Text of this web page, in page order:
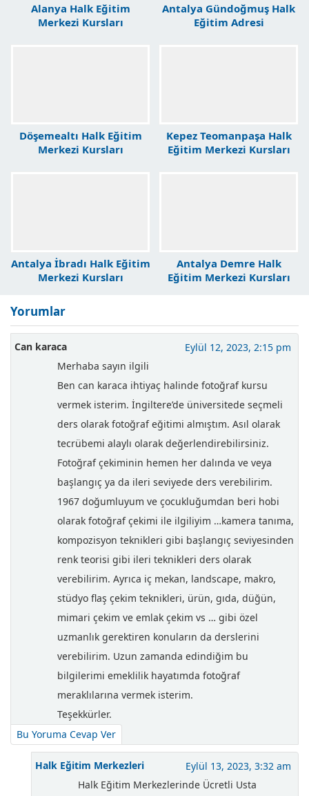
Alanya Halk Eğitim
Merkezi Kursları
Antalya Gündoğmuş Halk
Eğitim Adresi
Döşemealtı Halk Eğitim
Merkezi Kursları
Kepez Teomanpaşa Halk
Eğitim Merkezi Kursları
Antalya İbradı Halk Eğitim
Merkezi Kursları
Antalya Demre Halk
Eğitim Merkezi Kursları
Yorumlar
Can karaca
Eylül 12, 2023, 2:15 pm
Merhaba sayın ilgili
Ben can karaca ihtiyaç halinde fotoğraf kursu
vermek isterim. İngiltere’de üniversitede seçmeli
ders olarak fotoğraf eğitimi almıştım. Asıl olarak
tecrübemi alaylı olarak değerlendirebilirsiniz.
Fotoğraf çekiminin hemen her dalında ve veya
başlangıç ya da ileri seviyede ders verebilirim.
1967 doğumluyum ve çocukluğumdan beri hobi
olarak fotoğraf çekimi ile ilgiliyim …kamera tanıma,
kompozisyon teknikleri gibi başlangıç seviyesinden
renk teorisi gibi ileri teknikleri ders olarak
verebilirim. Ayrıca iç mekan, landscape, makro,
stüdyo flaş çekim teknikleri, ürün, gıda, düğün,
mimari çekim ve emlak çekim vs … gibi özel
uzmanlık gerektiren konuların da derslerini
verebilirim. Uzun zamanda edindiğim bu
bilgilerimi emeklilik hayatımda fotoğraf
meraklılarına vermek isterim.
Teşekkürler.
Bu Yoruma Cevap Ver
Halk Eğitim Merkezleri
Eylül 13, 2023, 3:32 am
Halk Eğitim Merkezlerinde Ücretli Usta